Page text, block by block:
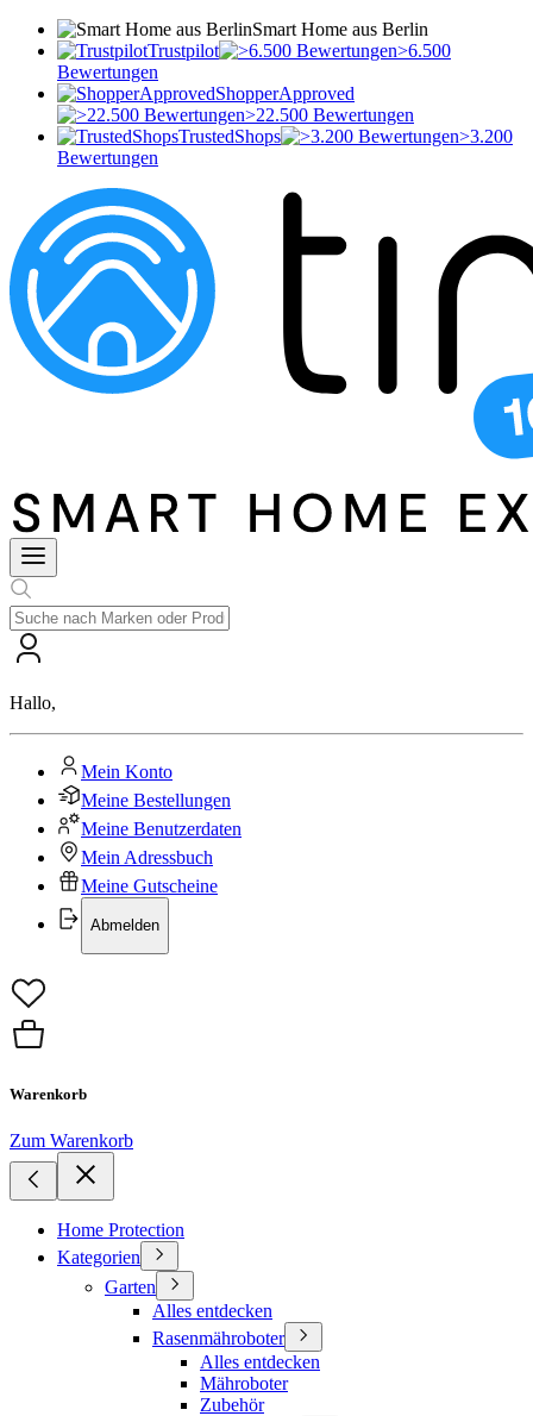
Smart Home aus Berlin
Trustpilot
>6.500
Bewertungen
ShopperApproved
>22.500 Bewertungen
TrustedShops
>3.200
Bewertungen
Hallo,
Mein Konto
Meine Bestellungen
Meine Benutzerdaten
Mein Adressbuch
Meine Gutscheine
Abmelden
Warenkorb
Zum Warenkorb
Home Protection
Kategorien
Garten
Alles entdecken
Rasenmähroboter
Alles entdecken
Mähroboter
Zubehör